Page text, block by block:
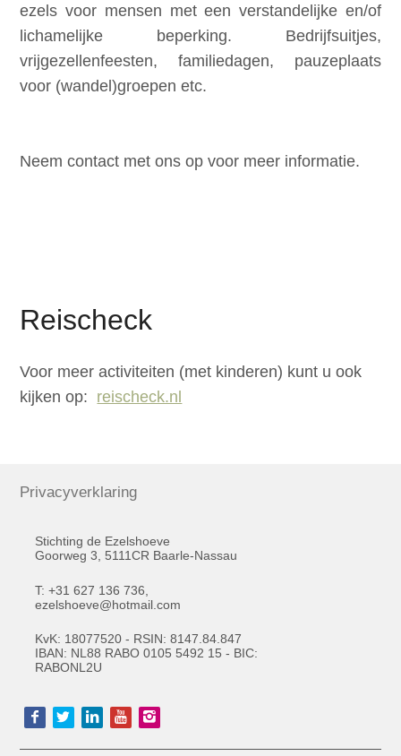
ezels voor mensen met een verstandelijke en/of
lichamelijke beperking. Bedrijfsuitjes,
vrijgezellenfeesten, familiedagen, pauzeplaats
voor (wandel)groepen etc.
Neem contact met ons op voor meer informatie.
Reischeck
Voor meer activiteiten (met kinderen) kunt u ook
kijken op: reischeck.nl
Privacyverklaring
Stichting de Ezelshoeve
Goorweg 3, 5111CR Baarle-Nassau
T: +31 627 136 736,
ezelshoeve@hotmail.com
KvK: 18077520 - RSIN: 8147.84.847
IBAN: NL88 RABO 0105 5492 15 - BIC:
RABONL2U
Visit
our